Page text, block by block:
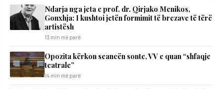
Ndarja nga jeta e prof. dr. Qirjako Menikos,
Gonxhja: I kushtoi jetën formimit të brezave të tërë
artistësh
13 min më parë
Opozita kërkon seancën sonte, VV e quan “shfaqje
teatrale”
14 min më parë